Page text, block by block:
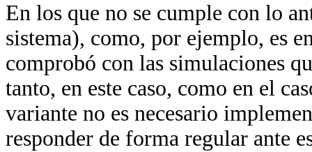
En los que no se cumple con lo
sistema), como, por ejemplo, es
comprobó con las simulaciones
tanto, en este caso, como en el
variante no es necesario
responder de forma regular ante